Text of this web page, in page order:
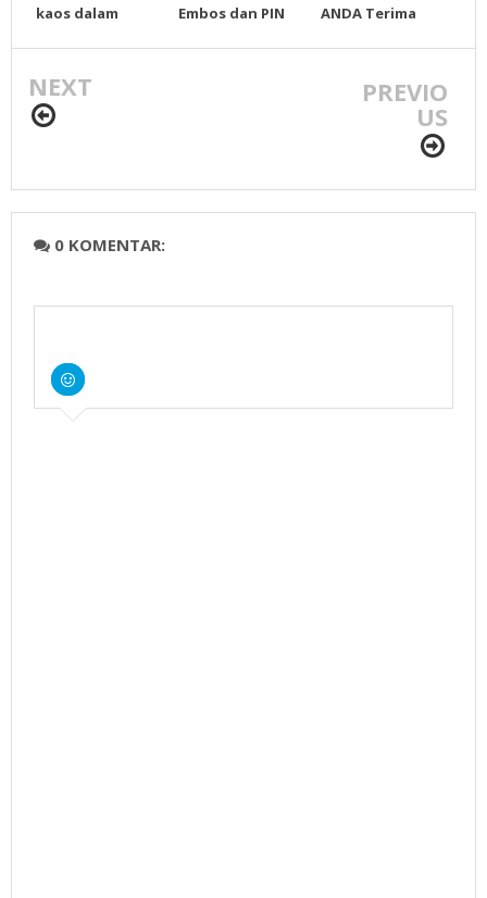
kaos dalam
Embos dan PIN
ANDA Terima
NEXT PREVIO
US
0 KOMENTAR: